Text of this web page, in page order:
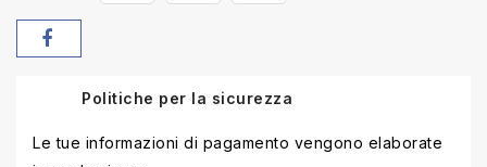
Politiche per la sicurezza
Le tue informazioni di pagamento vengono elaborate